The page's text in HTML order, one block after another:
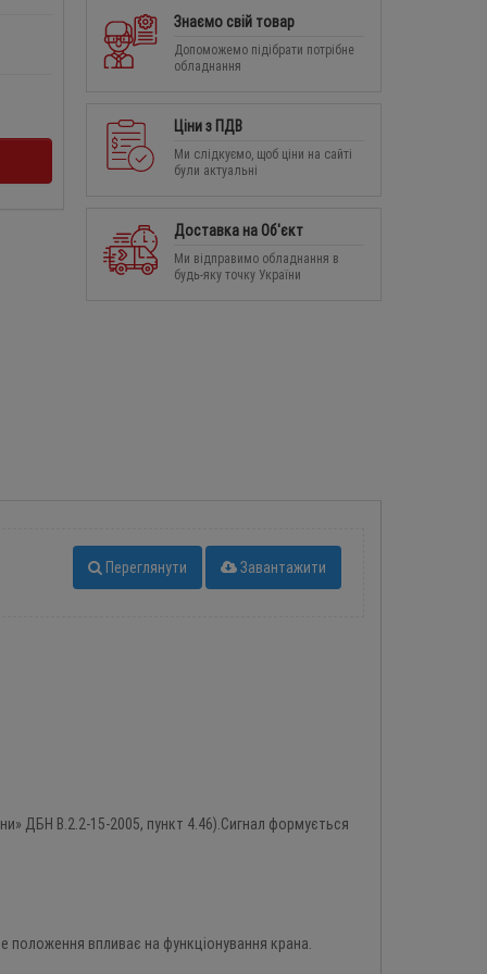
Знаємо свій товар
Допоможемо підібрати потрібне
обладнання
Ціни з ПДВ
Ми слідкуємо, щоб ціни на сайті
були актуальні
Доставка на Об'єкт
Ми відправимо обладнання в
будь-яку точку України
Переглянути Завантажити
ДБН В.2.2-15-2005, пункт 4.46).Сигнал формується
положення впливає на функціонування крана.